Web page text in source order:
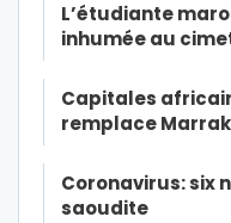
L’étudiante
inhumée au
Capitales
remplace
Coronavirus: six
saoudite